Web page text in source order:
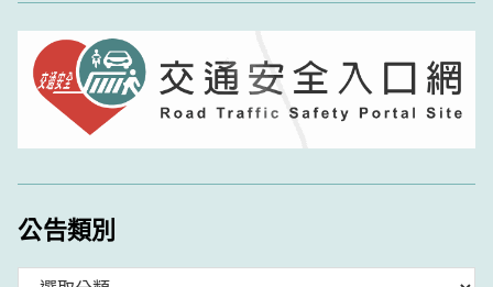
公告類別